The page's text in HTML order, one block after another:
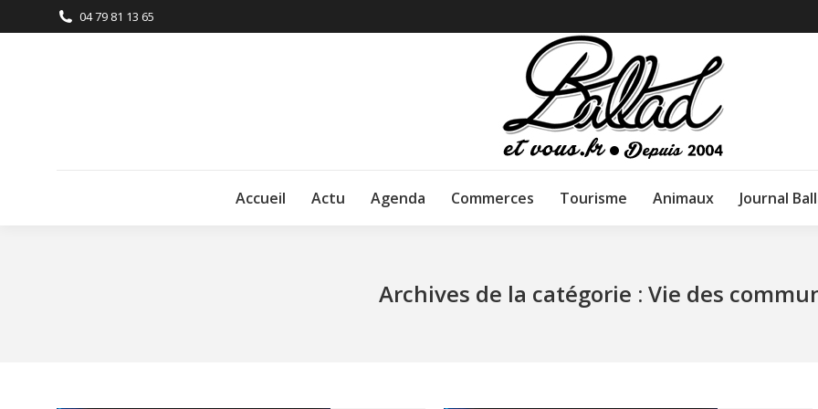
04 79 81 13 65
Accueil Actu Agenda Commerces Tourisme Animaux Journal
Archives de la catégorie : Vie des